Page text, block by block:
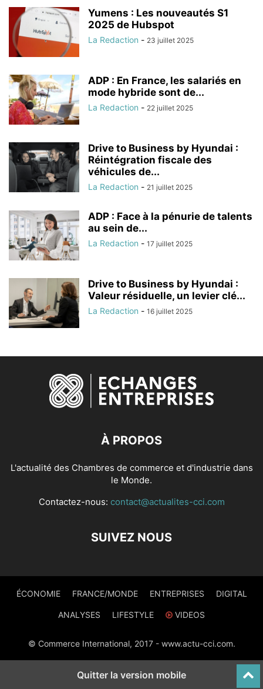
Yumens : Les nouveautés S1
2025 de Hubspot
La Redaction - 23 juillet 2025
ADP : En France, les salariés en
mode hybride sont de...
La Redaction - 22 juillet 2025
Drive to Business by Hyundai :
Réintégration fiscale des
véhicules de...
La Redaction - 21 juillet 2025
ADP : Face à la pénurie de talents
au sein de...
La Redaction - 17 juillet 2025
Drive to Business by Hyundai :
Valeur résiduelle, un levier clé...
La Redaction - 16 juillet 2025
À PROPOS
L'actualité des Chambres de commerce et d'industrie dans
le Monde.
Contactez-nous: contact@actualites-cci.com
SUIVEZ NOUS
ÉCONOMIE FRANCE/MONDE ENTREPRISES DIGITAL
ANALYSES LIFESTYLE VIDEOS
© Commerce International, 2017 - www.actu-cci.com.
Quitter la version mobile